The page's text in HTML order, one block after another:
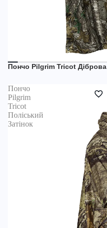
НЕМАЄ В НАЯВНОСТІ
Пончо Pilgrim Tricot Діброва
Пончо
Pilgrim
Tricot
Поліський
Затінок